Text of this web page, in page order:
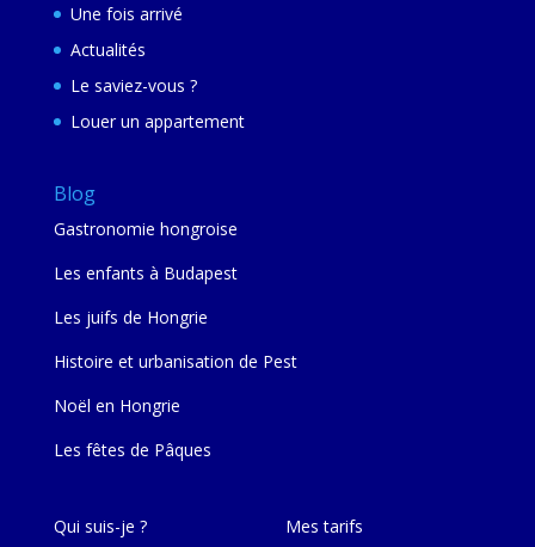
Une fois arrivé
Actualités
Le saviez-vous ?
Louer un appartement
Blog
Gastronomie hongroise
Les enfants à Budapest
Les juifs de Hongrie
Histoire et urbanisation de Pest
Noël en Hongrie
Les fêtes de Pâques
Qui suis-je ?
Mes tarifs